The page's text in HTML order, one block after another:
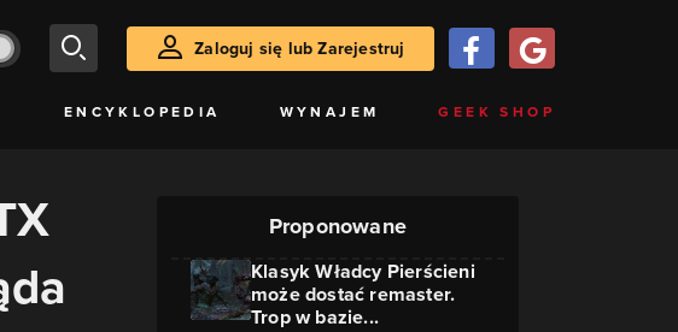
Zaloguj się lub Zarejestruj
ENCYKLOPEDIA WYNAJEM GEEK SHOP
Proponowane
Klasyk Władcy Pierścieni
może dostać remaster.
Trop w bazie...